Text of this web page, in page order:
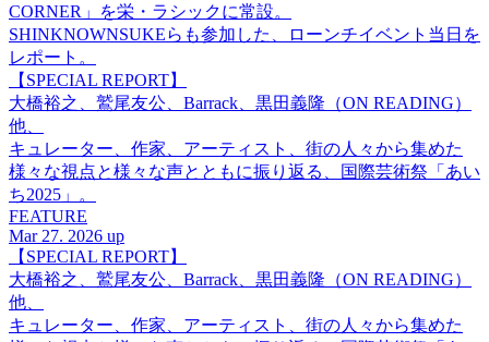
CORNER」を栄・ラシックに常設。
SHINKNOWNSUKEらも参加した、ローンチイベント当日を
レポート。
【SPECIAL REPORT】
大橋裕之、鷲尾友公、Barrack、黒田義隆（ON READING）
他、
キュレーター、作家、アーティスト、街の人々から集めた
様々な視点と様々な声とともに振り返る、国際芸術祭「あい
ち2025」。
FEATURE
Mar 27. 2026 up
【SPECIAL REPORT】
大橋裕之、鷲尾友公、Barrack、黒田義隆（ON READING）
他、
キュレーター、作家、アーティスト、街の人々から集めた